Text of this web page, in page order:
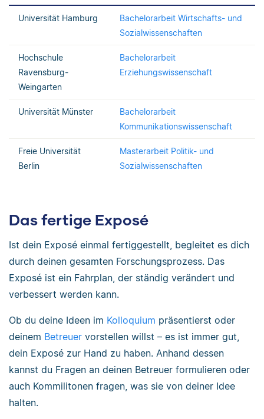
Universität Hamburg
Bachelorarbeit Wirtschafts- und
Sozialwissenschaften
Hochschule
Ravensburg-
Weingarten
Bachelorarbeit
Erziehungswissenschaft
Universität Münster
Bachelorarbeit
Kommunikationswissenschaft
Freie Universität
Berlin
Masterarbeit Politik- und
Sozialwissenschaften
Das fertige Exposé
Ist dein Exposé einmal fertiggestellt, begleitet es dich
durch deinen gesamten Forschungsprozess. Das
Exposé ist ein Fahrplan, der ständig verändert und
verbessert werden kann.
Ob du deine Ideen im Kolloquium präsentierst oder
deinem Betreuer vorstellen willst – es ist immer gut,
dein Exposé zur Hand zu haben. Anhand dessen
kannst du Fragen an deinen Betreuer formulieren oder
auch Kommilitonen fragen, was sie von deiner Idee
halten.